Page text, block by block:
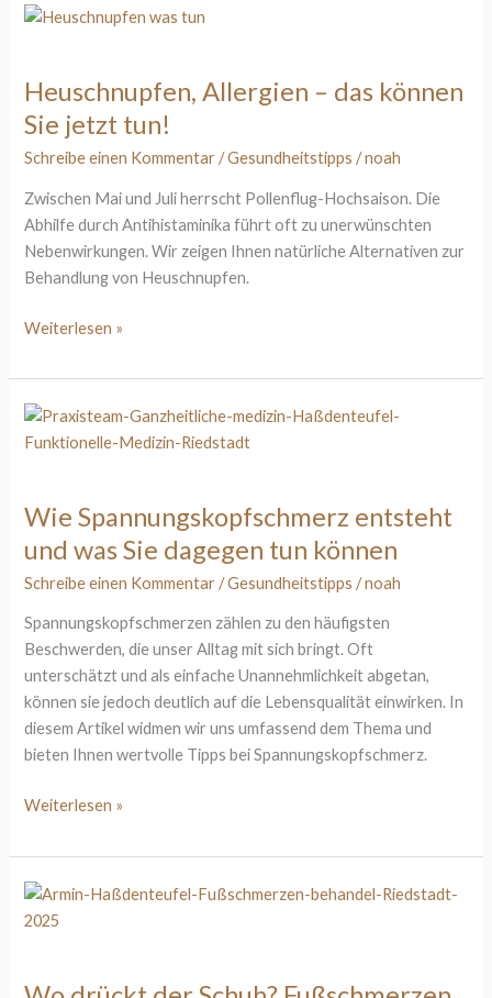
Heuschnupfen, Allergien – das können
Sie jetzt tun!
Schreibe einen Kommentar /Gesundheitstipps /noah
Zwischen Mai und Juli herrscht Pollenflug-Hochsaison. Die
Abhilfe durch Antihistaminika führt oft zu unerwünschten
Nebenwirkungen. Wir zeigen Ihnen natürliche Alternativen zur
Behandlung von Heuschnupfen.
Heuschnupfen,
das
können
tun!
Weiterlesen »
Wie Spannungskopfschmerz entsteht
und was Sie dagegen tun können
Schreibe einen Kommentar /Gesundheitstipps /noah
Spannungskopfschmerzen zählen zu den häufigsten
Beschwerden, die unser Alltag mit sich bringt. Oft
unterschätzt und als einfache Unannehmlichkeit abgetan,
können sie jedoch deutlich auf die Lebensqualität einwirken. In
diesem Artikel widmen wir uns umfassend dem Thema und
bieten Ihnen wertvolle Tipps bei Spannungskopfschmerz.
Wie
Spannungskopfschmerz
was
Sie
dagegen
können
Weiterlesen »
Wo
drückt